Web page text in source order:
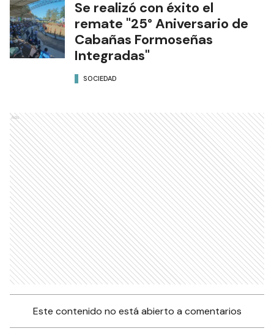
Se realizó con éxito el
remate "25° Aniversario de
Cabañas Formoseñas
Integradas"
SOCIEDAD
Ads
Este contenido no está abierto a comentarios